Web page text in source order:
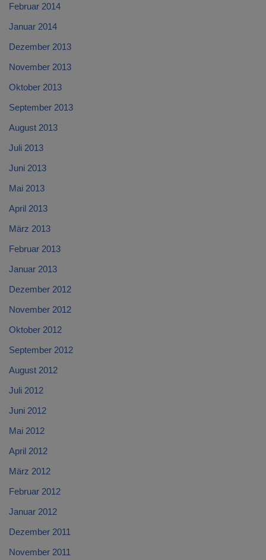
Februar 2014
Januar 2014
Dezember 2013
November 2013
Oktober 2013
September 2013
August 2013
Juli 2013
Juni 2013
Mai 2013
April 2013
März 2013
Februar 2013
Januar 2013
Dezember 2012
November 2012
Oktober 2012
September 2012
August 2012
Juli 2012
Juni 2012
Mai 2012
April 2012
März 2012
Februar 2012
Januar 2012
Dezember 2011
November 2011